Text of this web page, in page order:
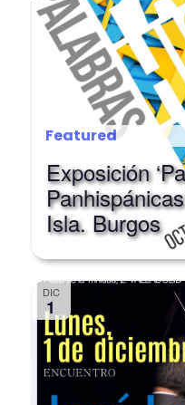
Featured
Exposición
Isla. Burgos
DIC
1